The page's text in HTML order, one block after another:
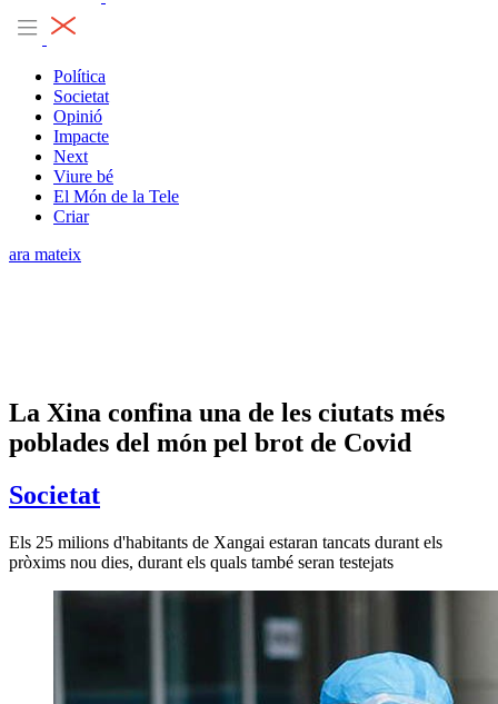
Política
Societat
Opinió
Impacte
Next
Viure bé
El Món de la Tele
Criar
ara mateix
La Xina confina una de les ciutats més
poblades del món pel brot de Covid
Societat
Els 25 milions d'habitants de Xangai estaran tancats durant els
pròxims nou dies, durant els quals també seran testejats